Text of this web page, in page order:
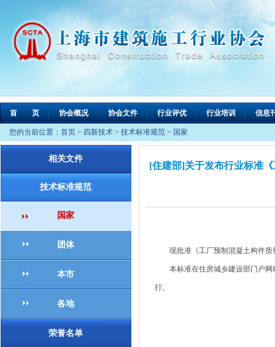
首 页 协会概况 协会文件 行业评优 行业培训 信息
您的当前位置： 首页 > 四新技术 > 技术标准规范 > 国家
相关文件
技术标准规范
国家
团体
本市
各地
荣誉名单
[住建部]关于发布行业标准
现批准《工厂预制混凝土构件质量
本标准在住房城乡建设部门户网站
行。